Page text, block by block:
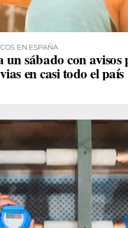
EN ESPAÑA
sábado con avisos
en casi todo el país